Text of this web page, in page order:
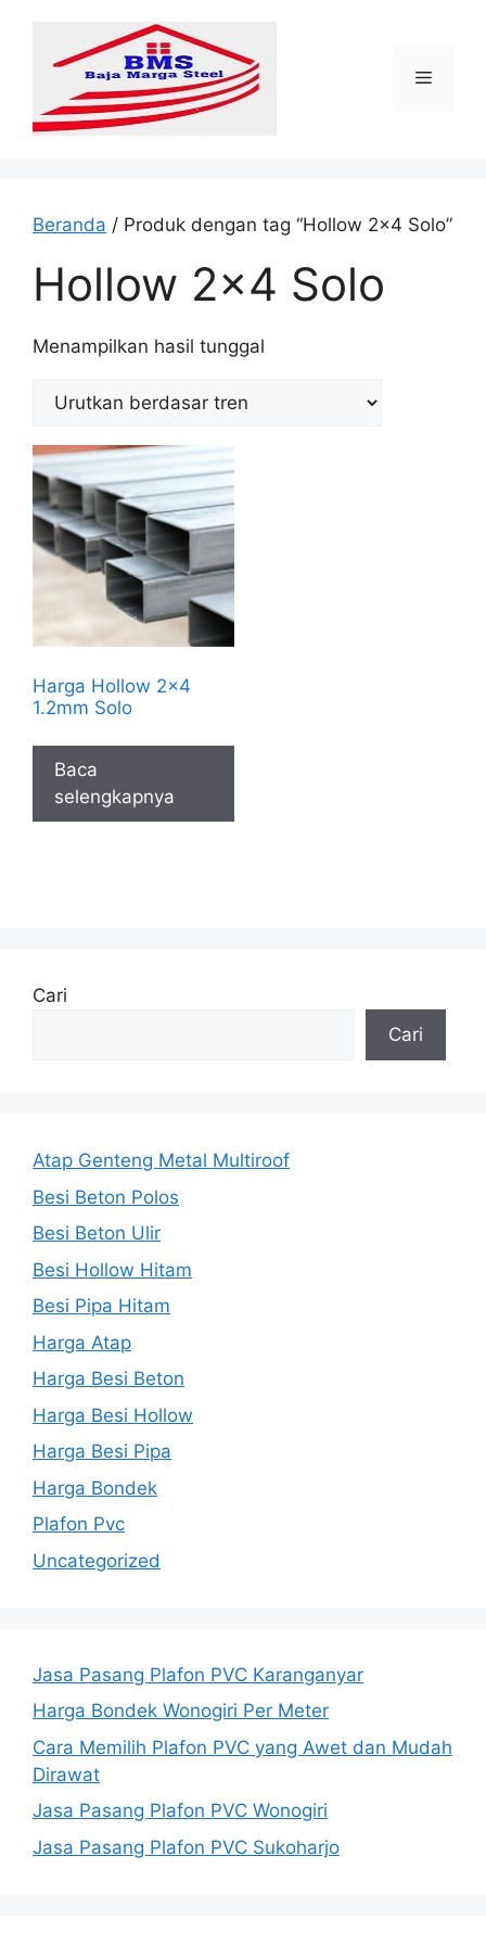
Menu
Beranda / Produk dengan tag “Hollow 2x4 Solo”
Hollow 2x4 Solo
Menampilkan hasil tunggal
Harga Hollow 2×4
1.2mm Solo
Baca
selengkapnya
Cari
Cari
Atap Genteng Metal Multiroof
Besi Beton Polos
Besi Beton Ulir
Besi Hollow Hitam
Besi Pipa Hitam
Harga Atap
Harga Besi Beton
Harga Besi Hollow
Harga Besi Pipa
Harga Bondek
Plafon Pvc
Uncategorized
Jasa Pasang Plafon PVC Karanganyar
Harga Bondek Wonogiri Per Meter
Cara Memilih Plafon PVC yang Awet dan Mudah
Dirawat
Jasa Pasang Plafon PVC Wonogiri
Jasa Pasang Plafon PVC Sukoharjo